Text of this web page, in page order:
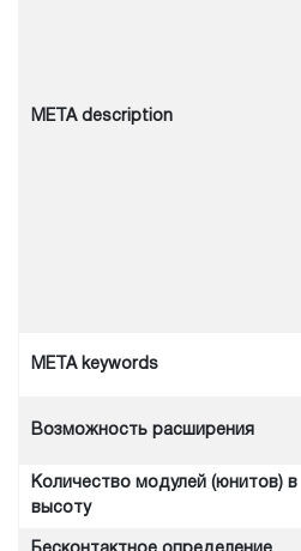
META description
META keywords
Возможность расширения
Количество модулей (юнитов) в
высоту